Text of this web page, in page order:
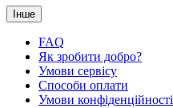
Інше
FAQ
Як зробити добро?
Умови сервісу
Способи оплати
Умови конфіденційності